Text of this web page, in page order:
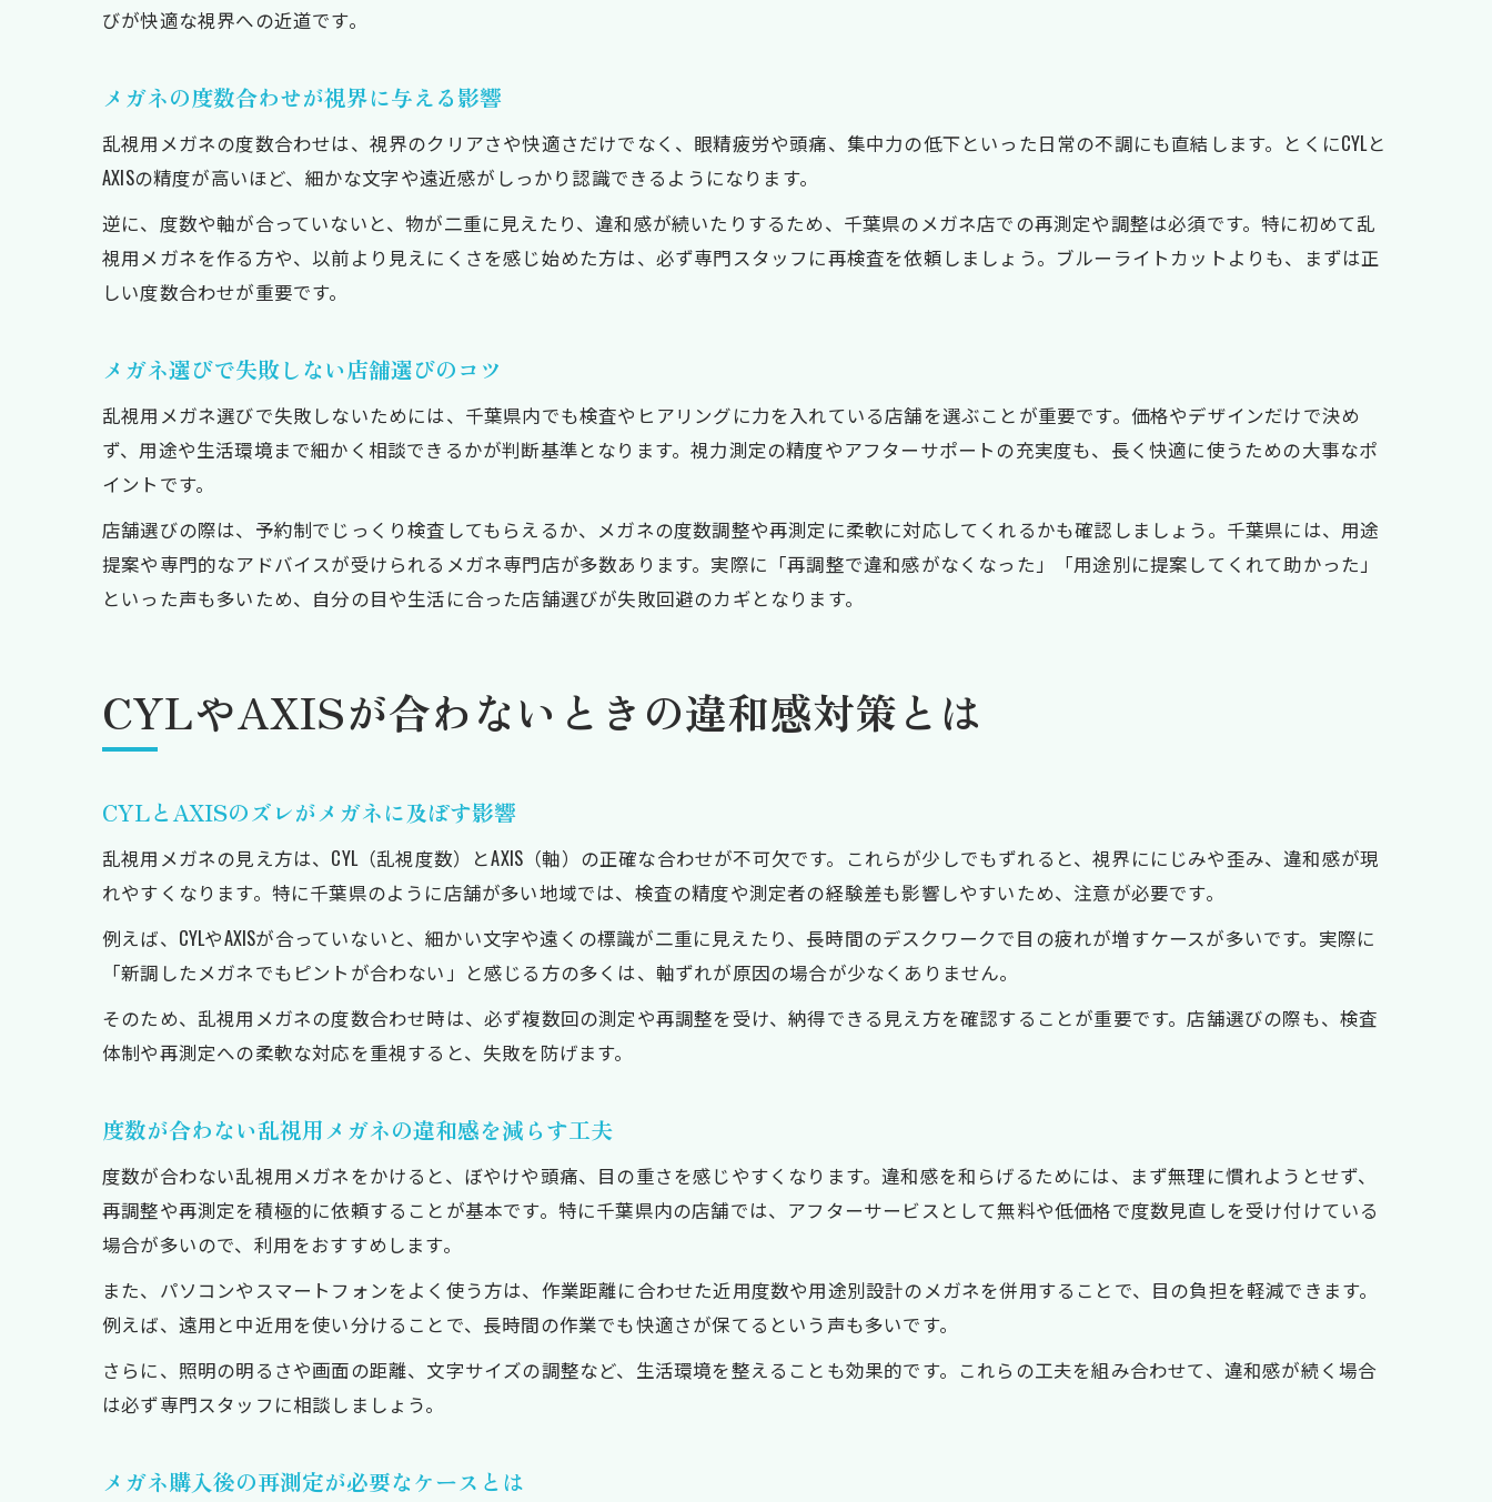
照明や文字サイズがメガネの効果に影響
乱視の原因と環境改善の実践方法
メガネと合わせたい生活習慣の見直し
びが快適な視界への近道です。
メガネの度数合わせが視界に与える影響
乱視用メガネの度数合わせは、視界のクリアさや快適さだけでなく、眼精疲労や頭痛、集中力の低下といった日常の不調にも直結します。とくにCYLと
AXISの精度が高いほど、細かな文字や遠近感がしっかり認識できるようになります。
逆に、度数や軸が合っていないと、物が二重に見えたり、違和感が続いたりするため、千葉県のメガネ店での再測定や調整は必須です。特に初めて乱
視用メガネを作る方や、以前より見えにくさを感じ始めた方は、必ず専門スタッフに再検査を依頼しましょう。ブルーライトカットよりも、まずは正
しい度数合わせが重要です。
メガネ選びで失敗しない店舗選びのコツ
乱視用メガネ選びで失敗しないためには、千葉県内でも検査やヒアリングに力を入れている店舗を選ぶことが重要です。価格やデザインだけで決め
ず、用途や生活環境まで細かく相談できるかが判断基準となります。視力測定の精度やアフターサポートの充実度も、長く快適に使うための大事なポ
イントです。
店舗選びの際は、予約制でじっくり検査してもらえるか、メガネの度数調整や再測定に柔軟に対応してくれるかも確認しましょう。千葉県には、用途
提案や専門的なアドバイスが受けられるメガネ専門店が多数あります。実際に「再調整で違和感がなくなった」「用途別に提案してくれて助かった」
といった声も多いため、自分の目や生活に合った店舗選びが失敗回避のカギとなります。
CYLやAXISが合わないときの違和感対策とは
CYLとAXISのズレがメガネに及ぼす影響
乱視用メガネの見え方は、CYL（乱視度数）とAXIS（軸）の正確な合わせが不可欠です。これらが少しでもずれると、視界ににじみや歪み、違和感が現
れやすくなります。特に千葉県のように店舗が多い地域では、検査の精度や測定者の経験差も影響しやすいため、注意が必要です。
例えば、CYLやAXISが合っていないと、細かい文字や遠くの標識が二重に見えたり、長時間のデスクワークで目の疲れが増すケースが多いです。実際に
「新調したメガネでもピントが合わない」と感じる方の多くは、軸ずれが原因の場合が少なくありません。
そのため、乱視用メガネの度数合わせ時は、必ず複数回の測定や再調整を受け、納得できる見え方を確認することが重要です。店舗選びの際も、検査
体制や再測定への柔軟な対応を重視すると、失敗を防げます。
度数が合わない乱視用メガネの違和感を減らす工夫
度数が合わない乱視用メガネをかけると、ぼやけや頭痛、目の重さを感じやすくなります。違和感を和らげるためには、まず無理に慣れようとせず、
再調整や再測定を積極的に依頼することが基本です。特に千葉県内の店舗では、アフターサービスとして無料や低価格で度数見直しを受け付けている
場合が多いので、利用をおすすめします。
また、パソコンやスマートフォンをよく使う方は、作業距離に合わせた近用度数や用途別設計のメガネを併用することで、目の負担を軽減できます。
例えば、遠用と中近用を使い分けることで、長時間の作業でも快適さが保てるという声も多いです。
さらに、照明の明るさや画面の距離、文字サイズの調整など、生活環境を整えることも効果的です。これらの工夫を組み合わせて、違和感が続く場合
は必ず専門スタッフに相談しましょう。
メガネ購入後の再測定が必要なケースとは